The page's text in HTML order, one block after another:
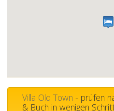
Villa Old Town - prüfen
& Buch in wenigen